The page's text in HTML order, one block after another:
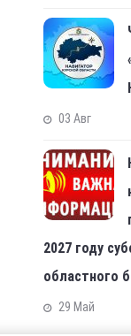
03 Авг
2027 году
областного
29 Май